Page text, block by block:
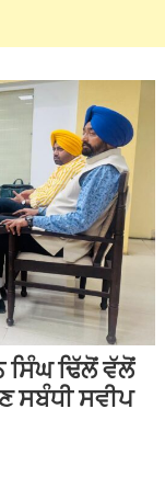
ਸਿੰਘ ਢਿੱਲੋਂ ਵੱਲੋਂ
ਸਬੰਧੀ ਸਵੀਪ